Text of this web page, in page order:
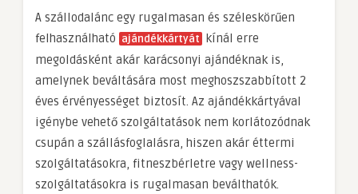
A szállodalánc egy rugalmasan és széleskörűen
felhasználható ajándékkártyát kínál erre
megoldásként akár karácsonyi ajándéknak is,
amelynek beváltására most meghoszszabbított 2
éves érvényességet biztosít. Az ajándékkártyával
igénybe vehető szolgáltatások nem korlátozódnak
csupán a szállásfoglalásra, hiszen akár éttermi
szolgáltatásokra, fitneszbérletre vagy wellness-
szolgáltatásokra is rugalmasan beválthatók.